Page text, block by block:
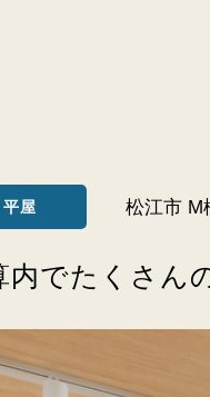
平屋 松江市
内でたくさん